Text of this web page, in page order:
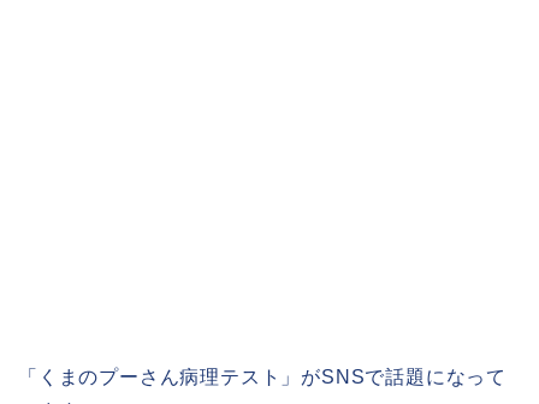
「くまのプーさん病理テスト」がSNSで話題になって